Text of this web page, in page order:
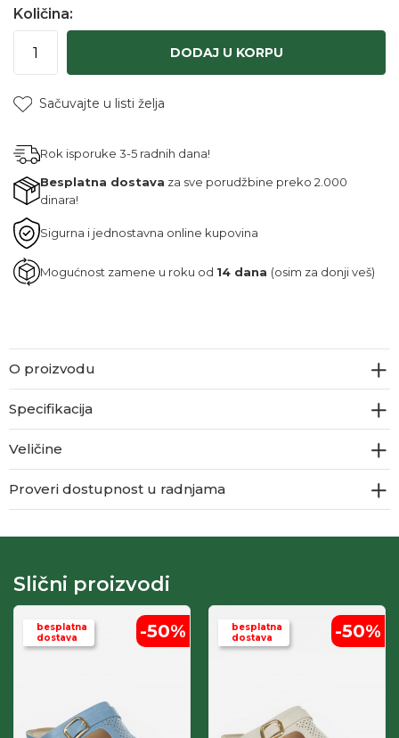
Količina:
DODAJ U KORPU
Sačuvajte u listi želja
Rok isporuke 3-5 radnih dana!
Besplatna dostava za sve porudžbine preko 2.000
dinara!
Sigurna i jednostavna online kupovina
Mogućnost zamene u roku od 14 dana (osim za donji veš)
O proizvodu
Specifikacija
Veličine
Proveri dostupnost u radnjama
Slični proizvodi
besplatna
dostava
-50%
besplatna
dostava
-50%